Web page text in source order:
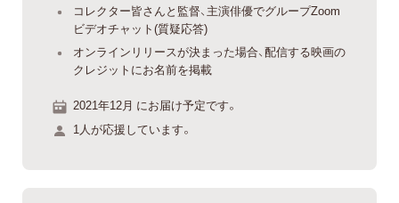
コレクター皆さんと監督、主演俳優でグループZoom
ビデオチャット(質疑応答)
オンラインリリースが決まった場合、配信する映画の
クレジットにお名前を掲載
2021年12月 にお届け予定です。
1人が応援しています。